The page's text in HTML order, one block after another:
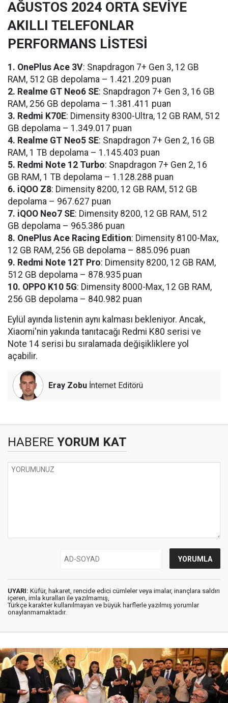
AĞUSTOS 2024 ORTA SEVİYE
AKILLI TELEFONLAR
PERFORMANS LİSTESİ
1. OnePlus Ace 3V: Snapdragon 7+ Gen 3, 12 GB
RAM, 512 GB depolama – 1.421.209 puan
2. Realme GT Neo6 SE: Snapdragon 7+ Gen 3, 16 GB
RAM, 256 GB depolama – 1.381.411 puan
3. Redmi K70E: Dimensity 8300-Ultra, 12 GB RAM, 512
GB depolama – 1.349.017 puan
4. Realme GT Neo5 SE: Snapdragon 7+ Gen 2, 16 GB
RAM, 1 TB depolama – 1.145.403 puan
5. Redmi Note 12 Turbo: Snapdragon 7+ Gen 2, 16
GB RAM, 1 TB depolama – 1.128.288 puan
6. iQOO Z8: Dimensity 8200, 12 GB RAM, 512 GB
depolama – 967.627 puan
7. iQOO Neo7 SE: Dimensity 8200, 12 GB RAM, 512
GB depolama – 965.386 puan
8. OnePlus Ace Racing Edition: Dimensity 8100-Max,
12 GB RAM, 256 GB depolama – 885.096 puan
9. Redmi Note 12T Pro: Dimensity 8200, 12 GB RAM,
512 GB depolama – 878.935 puan
10. OPPO K10 5G: Dimensity 8000-Max, 12 GB RAM,
256 GB depolama – 840.982 puan
Eylül ayında listenin aynı kalması bekleniyor. Ancak,
Xiaomi'nin yakında tanıtacağı Redmi K80 serisi ve
Note 14 serisi bu sıralamada değişikliklere yol
açabilir.
Eray Zobu İnternet Editörü
HABERE YORUM KAT
UYARI: Küfür, hakaret, rencide edici cümleler veya imalar, inançlara saldırı
içeren, imla kuralları ile yazılmamış,
Türkçe karakter kullanılmayan ve büyük harflerle yazılmış yorumlar
onaylanmamaktadır.